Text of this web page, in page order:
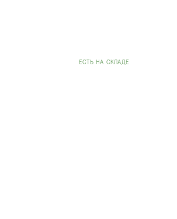
EСТЬ НА СКЛАДЕ